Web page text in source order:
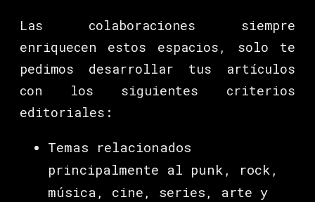
Las colaboraciones siempre
enriquecen estos espacios, solo te
pedimos desarrollar tus artículos
con los siguientes criterios
editoriales:
Temas relacionados
principalmente al punk, rock,
música, cine, series, arte y